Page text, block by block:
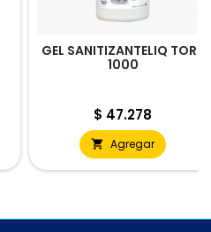
GEL SANITIZANTELIQ TORK
1000
Precio
$ 47.278
 Agregar